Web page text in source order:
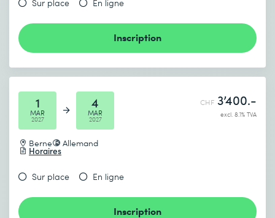
Sur place En ligne
Inscription
1
MAR
2027
4
MAR
2027
Berne Allemand
Horaires
CHF 3’400.-
excl. 8.1% TVA
Sur place En ligne
Inscription